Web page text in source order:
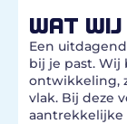
WAT WIJ
Een
bij je past. Wij
ontwikkeling,
vlak. Bij deze
aantrekkelijke